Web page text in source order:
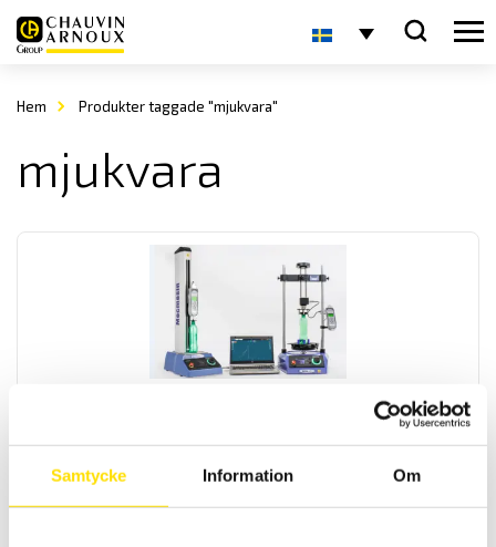
Samtycke Information Om
Hem Produkter taggade "mjukvara"
mjukvara
Uppgradering av Mecmesin VectorPro mjukvara
VectorPro™ Lite för mätvärdesinsamling från Mecmesin instrument
LÄS MER